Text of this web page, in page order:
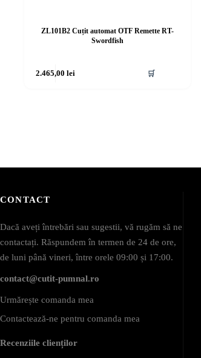
ZL101B2 Cuțit automat OTF Remette RT-
Swordfish
2.465,00lei 🛒
CONTACT
Dacă aveți întrebări sau sugestii, vă rugăm să ne
contactați. Răspundem în termen de 24 de ore,
de luni până vineri, între orele 09:00 și 17:00.
contact@cutit-pumnal.ro
Urmărește comanda mea
Contactează-ne pentru comanda mea
Recenziile clienților